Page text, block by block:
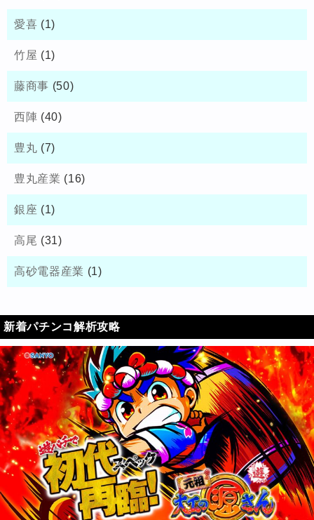
愛喜 (1)
竹屋 (1)
藤商事 (50)
西陣 (40)
豊丸 (7)
豊丸産業 (16)
銀座 (1)
高尾 (31)
高砂電器産業 (1)
新着パチンコ解析攻略